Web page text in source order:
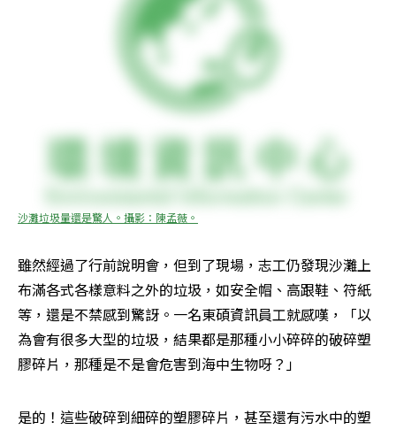
沙灘垃圾量還是驚人。攝影：陳孟薇。
雖然經過了行前說明會，但到了現場，志工仍發現沙灘上
布滿各式各樣意料之外的垃圾，如安全帽、高跟鞋、符紙
等，還是不禁感到驚訝。一名東碩資訊員工就感嘆，「以
為會有很多大型的垃圾，結果都是那種小小碎碎的破碎塑
膠碎片，那種是不是會危害到海中生物呀？」
是的！這些破碎到細碎的塑膠碎片，甚至還有污水中的塑